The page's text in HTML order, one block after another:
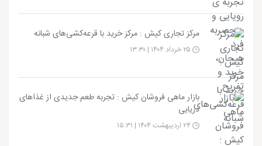
مرکز تجاری کیش : مرکز خرید با قرعه‌کشی‌های شبانه
بازار ماهی فروشان کیش : تجربه طعم جدیدی از غذاهای
دریایی